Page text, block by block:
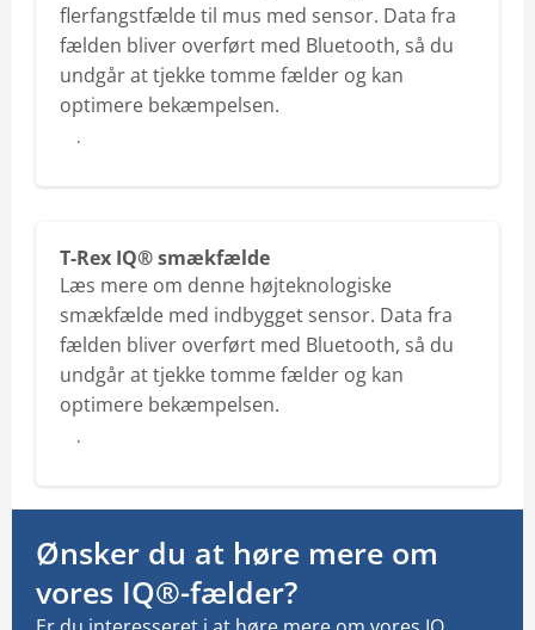
flerfangstfælde til mus med sensor. Data fra
fælden bliver overført med Bluetooth, så du
undgår at tjekke tomme fælder og kan
optimere bekæmpelsen.
Læs mere om 24/7 IQ® musefælde
T-Rex IQ® smækfælde
Læs mere om denne højteknologiske
smækfælde med indbygget sensor. Data fra
fælden bliver overført med Bluetooth, så du
undgår at tjekke tomme fælder og kan
optimere bekæmpelsen.
Læs mere om T-Rex IQ® smækfælde
Ønsker du at høre mere om
vores IQ®-fælder?